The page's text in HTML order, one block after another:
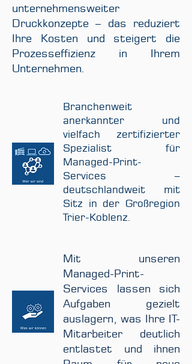
unternehmensweiter
Druckkonzepte – das reduziert
Ihre Kosten und steigert die
Prozesseffizienz in Ihrem
Unternehmen.
Branchenweit
anerkannter und
vielfach zertifizierter
Spezialist für
Managed-Print-
Services –
deutschlandweit mit
Sitz in der Großregion
Trier-Koblenz.
Mit unseren
Managed-Print-
Services lassen sich
Aufgaben gezielt
auslagern, was Ihre IT-
Mitarbeiter deutlich
entlastet und ihnen